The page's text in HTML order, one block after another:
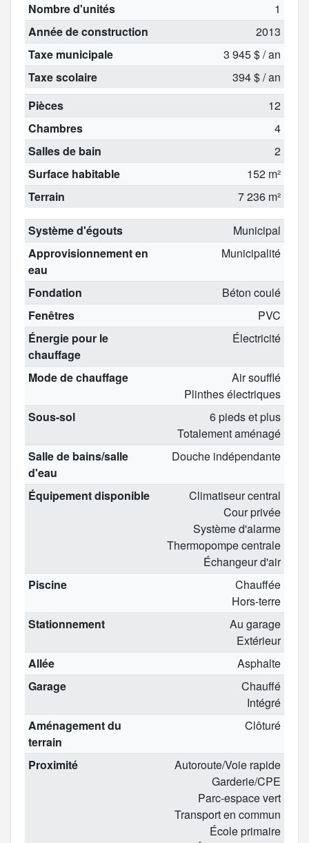
Nombre d'unités
1
Année de construction
2013
Taxe municipale
3 945 $ / an
Taxe scolaire
394 $ / an
Pièces
12
Chambres
4
Salles de bain
2
Surface habitable
152 m²
Terrain
7 236 m²
Système d'égouts
Municipal
Approvisionnement en
eau
Municipalité
Fondation
Béton coulé
Fenêtres
PVC
Énergie pour le
chauffage
Électricité
Mode de chauffage
Air soufflé
Plinthes électriques
Sous-sol
6 pieds et plus
Totalement aménagé
Salle de bains/salle
d'eau
Douche indépendante
Équipement disponible
Climatiseur central
Cour privée
Système d'alarme
Thermopompe centrale
Échangeur d'air
Piscine
Chauffée
Hors-terre
Stationnement
Au garage
Extérieur
Allée
Asphalte
Garage
Chauffé
Intégré
Aménagement du
terrain
Clôturé
Proximité
Autoroute/Voie rapide
Garderie/CPE
Parc-espace vert
Transport en commun
École primaire